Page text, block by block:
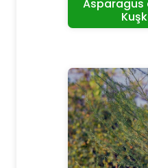
Asparagus